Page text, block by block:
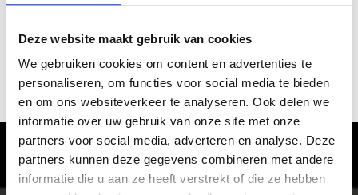
Deze website maakt gebruik van cookies
We gebruiken cookies om content en advertenties te
personaliseren, om functies voor social media te bieden
en om ons websiteverkeer te analyseren. Ook delen we
informatie over uw gebruik van onze site met onze
partners voor social media, adverteren en analyse. Deze
partners kunnen deze gegevens combineren met andere
informatie die u aan ze heeft verstrekt of die ze hebben
WAS DE INHOUD NUTTIG VOOR U?
Ja
No
Het ervaren van genot in Vinschgau